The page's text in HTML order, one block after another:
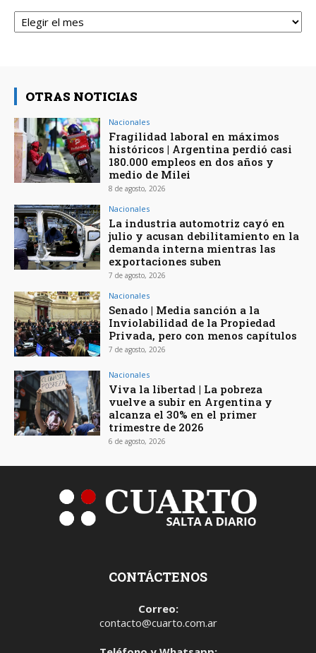
Archivos
OTRAS NOTICIAS
Nacionales
Fragilidad laboral en máximos
históricos | Argentina perdió casi
180.000 empleos en dos años y
medio de Milei
8 de agosto, 2026
Nacionales
La industria automotriz cayó en
julio y acusan debilitamiento en la
demanda interna mientras las
exportaciones suben
7 de agosto, 2026
Nacionales
Senado | Media sanción a la
Inviolabilidad de la Propiedad
Privada, pero con menos capítulos
7 de agosto, 2026
Nacionales
Viva la libertad | La pobreza
vuelve a subir en Argentina y
alcanza el 30% en el primer
trimestre de 2026
6 de agosto, 2026
CONTÁCTENOS
Correo:
contacto@cuarto.com.ar